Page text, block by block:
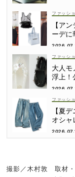
ファッシ
【ア
ーデに
グ」9
ファッシ
大人モ
浮上！
ファッシ
【夏
オシャ
撮影／木村敦 取材